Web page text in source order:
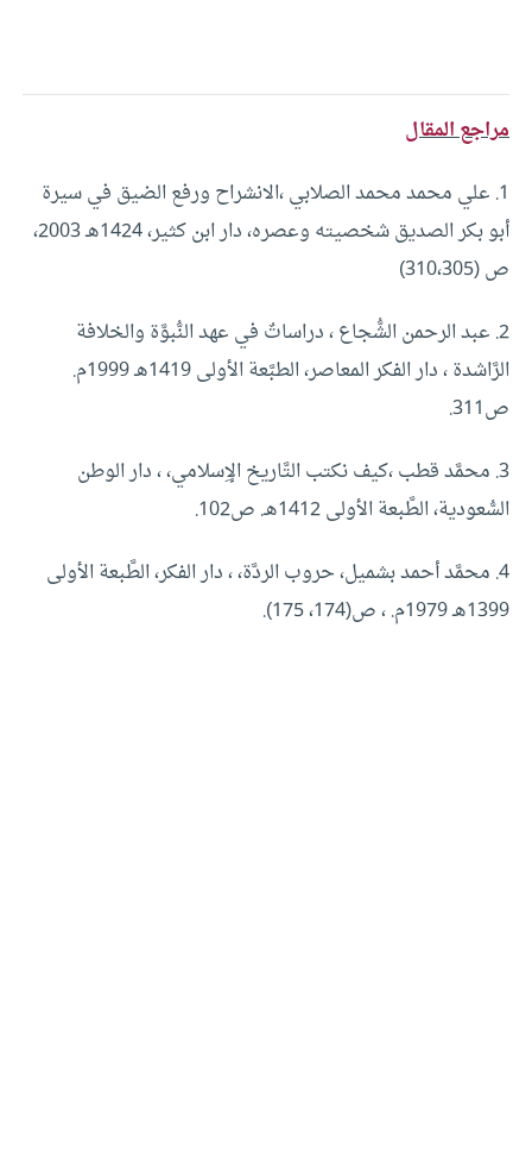
مراجع المقال
1. علي محمد محمد الصلابي ،الانشراح ورفع الضيق في سيرة
أبو بكر الصديق شخصيته وعصره، دار ابن كثير، 1424هـ 2003،
ص (310،305)
2. عبد الرحمن الشُّجاع ، دراساتٌ في عهد النُّبوَّة والخلافة
الرَّاشدة ، دار الفكر المعاصر، الطبَّعة الأولى 1419هـ 1999م.
ص311.
3. محمَّد قطب ،كيف نكتب التَّاريخ الإِسلامي، ، دار الوطن
السُّعودية، الطَّبعة الأولى 1412هـ. ص102.
4. محمَّد أحمد بشميل، حروب الردَّة، ، دار الفكر، الطَّبعة الأولى
1399هـ 1979م. ، ص(174، 175).